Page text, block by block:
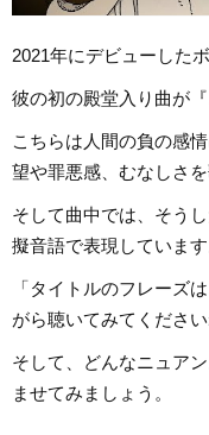
2021年にデビューした
彼の初の殿堂入り曲が『
こちらは人間の負の感
望や罪悪感、むなしさを
そして曲中では、そう
擬音語で表現しています
「タイトルのフレーズ
がら聴いてみてください
そして、どんなニュア
ませてみましょう。